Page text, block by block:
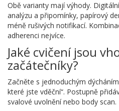
Obě varianty mají výhody.
analýzu a připomínky, papírový
méně rušivých notifikací.
adherenci nejvíce.
Jaké cvičení jsou
začátečníky?
Začněte s jednoduchým
které jste vděční“. Postupně
svalové uvolnění nebo body scan.